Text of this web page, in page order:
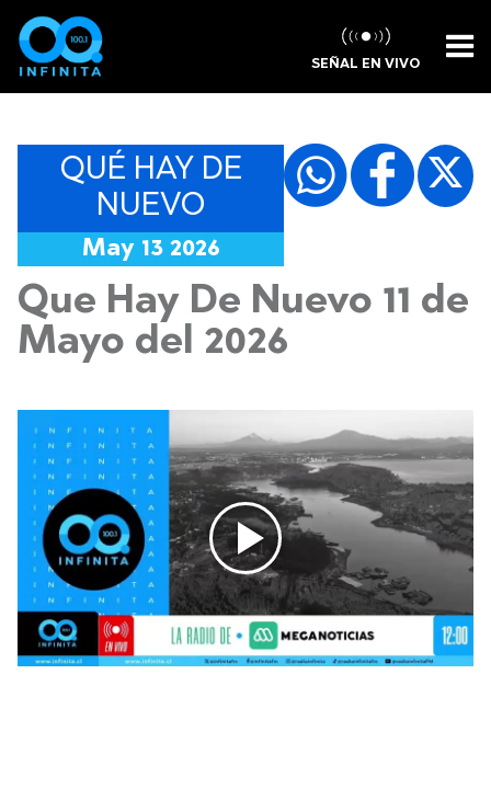
SEÑAL EN VIVO
QUÉ HAY DE
NUEVO
May 13 2026
Que Hay De Nuevo 11 de
Mayo del 2026